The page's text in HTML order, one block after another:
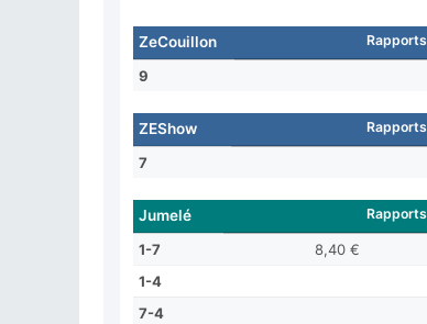
ZeCouillon
9
ZEShow
7
Jumelé
1-7 8,40 €
1-4
7-4